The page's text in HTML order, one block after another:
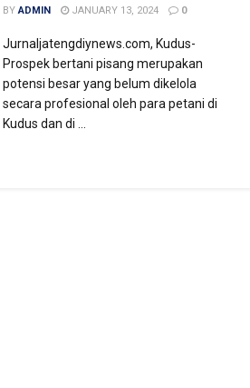
BY ADMIN JANUARY 13, 2024 0
Jurnaljatengdiynews.com, Kudus-
Prospek bertani pisang merupakan
potensi besar yang belum dikelola
secara profesional oleh para petani di
Kudus dan di ...